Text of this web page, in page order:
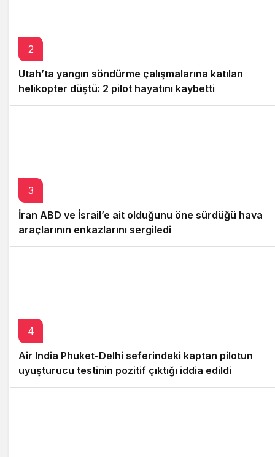
2
Utah’ta yangın söndürme çalışmalarına katılan
helikopter düştü: 2 pilot hayatını kaybetti
3
İran ABD ve İsrail’e ait olduğunu öne sürdüğü hava
araçlarının enkazlarını sergiledi
4
Air India Phuket-Delhi seferindeki kaptan pilotun
uyuşturucu testinin pozitif çıktığı iddia edildi